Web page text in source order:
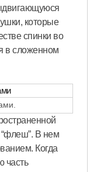
которые
спинки во
в сложенном
“флеш”. В нем
Когда
часть